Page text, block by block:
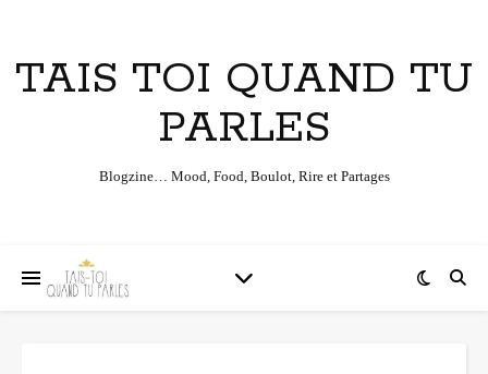
TAIS TOI QUAND TU
PARLES
Blogzine… Mood, Food, Boulot, Rire et Partages